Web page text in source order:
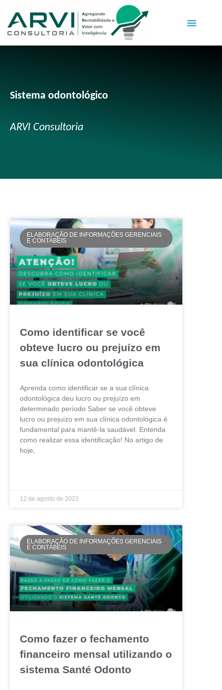
Sistema odontológico
ARVI Consultoria
ELABORAÇÃO DE INFORMAÇÕES GERENCIAIS
E CONTÁBEIS
Como identificar se você
obteve lucro ou prejuízo em
sua clínica odontológica
Aprenda como identificar se a sua clínica
odontológica deu lucro ou prejuízo em
determinado período Saber se você obteve
lucro ou prejuízo em sua clínica odontológica é
fundamental para mantê-la saudável. Entenda
como realizar essa identificação! No artigo de
hoje,
12 de agosto de 2022
ELABORAÇÃO DE INFORMAÇÕES GERENCIAIS
E CONTÁBEIS
Como fazer o fechamento
financeiro mensal utilizando o
sistema Santé Odonto